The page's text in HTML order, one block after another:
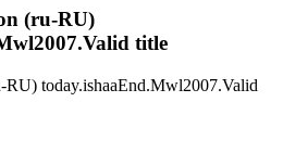
(ru-RU)
title
RU) today.ishaaEnd.Mwl2007.Valid